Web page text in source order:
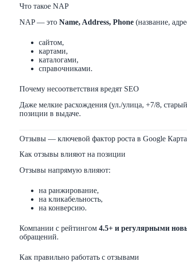
Что такое NAP
NAP — это Name, Address, Phone (название,
сайтом,
картами,
каталогами,
справочниками.
Почему несоответствия вредят SEO
Даже мелкие расхождения (ул./улица, +7/8,
позиции в выдаче.
Отзывы — ключевой фактор роста в Google
Как отзывы влияют на позиции
Отзывы напрямую влияют:
на ранжирование,
на кликабельность,
на конверсию.
Компании с рейтингом 4.5+ и регулярными
обращений.
Как правильно работать с отзывами